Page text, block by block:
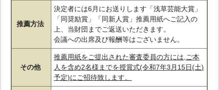
推薦方法
決定者には6月にお送りします「浅草芸能大賞」
「同奨励賞」「同新人賞」推薦用紙へご記入の
上、当財団までご返送いただきます。
会議への出席及び報酬等はございません。
その他
推薦用紙をご提出された審査委員の方には,ご本
人を含め2名様までを授賞式(令和7年3月15日(土)
予定)にご招待致します。